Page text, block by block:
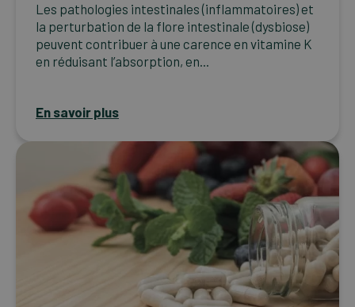
Les pathologies intestinales (inflammatoires) et
la perturbation de la flore intestinale (dysbiose)
peuvent contribuer à une carence en vitamine K
en réduisant l’absorption, en...
En savoir plus